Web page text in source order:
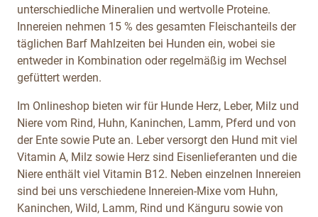
unterschiedliche Mineralien und wertvolle Proteine.
Innereien nehmen 15 % des gesamten Fleischanteils der
täglichen Barf Mahlzeiten bei Hunden ein, wobei sie
entweder in Kombination oder regelmäßig im Wechsel
gefüttert werden.
Im Onlineshop bieten wir für Hunde Herz, Leber, Milz und
Niere vom Rind, Huhn, Kaninchen, Lamm, Pferd und von
der Ente sowie Pute an. Leber versorgt den Hund mit viel
Vitamin A, Milz sowie Herz sind Eisenlieferanten und die
Niere enthält viel Vitamin B12. Neben einzelnen Innereien
sind bei uns verschiedene Innereien-Mixe vom Huhn,
Kaninchen, Wild, Lamm, Rind und Känguru sowie von